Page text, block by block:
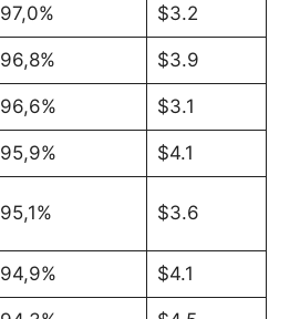
97,0% $3.2
96,8% $3.9
96,6% $3.1
95,9% $4.1
95,1% $3.6
94,9% $4.1